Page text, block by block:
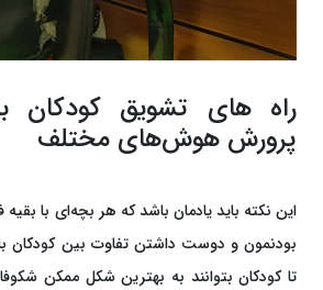
راه های تشویق کودکان
پرورش هوش‌های مختلف
این نکته باید یادمان باشد که هر بچه‌ای با
بودنمون و دوست داشتن تفاوت بین کودکان
تا کودکان بتوانند به بهترین شکل ممکن